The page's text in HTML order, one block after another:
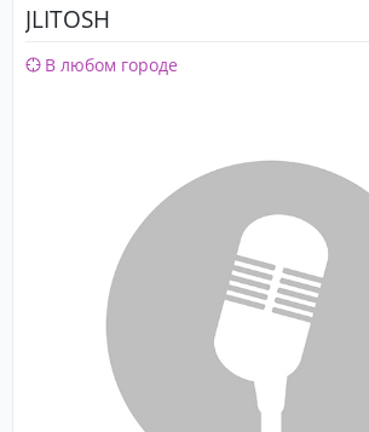
JLITOSH
В любом городе